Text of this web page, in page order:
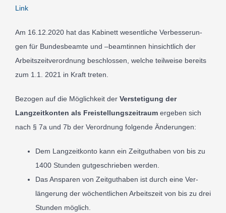
Link
Am 16 12 2020 hat das Kabi­nett wesent­li­che Verbesserun­
gen für Bun­des­beamte und –beamtin­nen hin­sichtlich der
Arbeit­szeitverord­nung beschlos­sen, wel­che teil­weise bere­its
zum 1 1 2021 in Kraft tre­ten.
Bezo­gen auf die Mög­lich­keit der Ver­ste­ti­gung der
Langzeitkon­ten als Freis­tel­lungszeitraum erge­ben sich
nach § 7a und 7b der Verord­nung fol­gende Ände­run­gen:
Dem Lang­zeit­kon­to kann ein Zeit­gut­ha­ben von bis zu
1400 Stun­den gut­geschrieben wer­den.
Das Ans­paren von Zeit­gut­ha­ben ist durch eine Ver­
längerung der wöchent­li­chen Arbeit­szeit von bis zu drei
Stun­den mög­lich.